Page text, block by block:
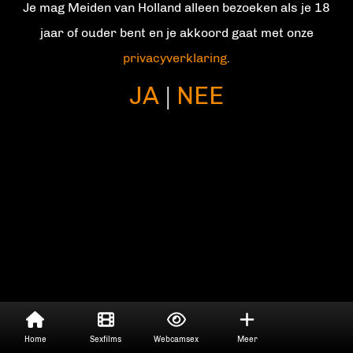
Je mag Meiden van Holland alleen bezoeken als je 18
jaar of ouder bent en je akkoord gaat met onze
privacyverklaring.
JA | NEE
Home Sexfilms Webcamsex Meer